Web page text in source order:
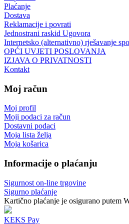
Plaćanje
Dostava
Reklamacije i povrati
Jednostrani raskid Ugovora
Internetsko (alternativno) rješavanje
OPĆI UVJETI POSLOVANJA
IZJAVA O PRIVATNOSTI
Kontakt
Moj račun
Moj profil
Moji podaci za račun
Dostavni podaci
Moja lista želja
Moja košarica
Informacije o plaćanju
Sigurnost on-line trgovine
Sigurno plaćanje
Kartično plaćanje je osigurano putem
KEKS Pay